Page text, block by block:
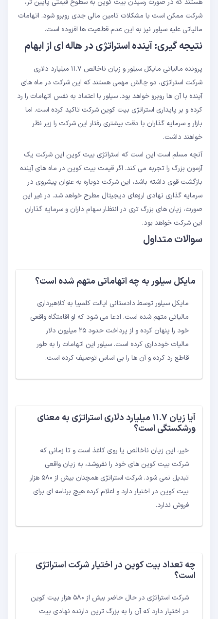
شرکت ممکن است با مشکلات تامین مالی جدی روبرو شود. اتهامات
مالیاتی علیه سیلور نیز به این عدم قطعیت ها افزوده است.
نتیجه گیری: آینده استراتژی در هاله ای از ابهام
پرونده مالیاتی مایکل سیلور و زیان ناخالص ۱۱.۷ میلیارد دلاری
شرکت استراتژی، دو چالش مهمی هستند که این شرکت در ماه های
آینده با آن ها روبرو خواهد بود. سیلور با اعتماد به نفس اتهامات را رد
کرده و بر پایداری استراتژی بیت کوین شرکت تاکید کرده است. اما
بازار و سرمایه گذاران با دقت بیشتری رفتار این شرکت را زیر نظر
خواهند داشت.
آنچه مسلم است این است که استراتژی بیت کوین این شرکت یک
آزمون بزرگ را تجربه می کند. اگر قیمت بیت کوین در ماه های آینده
بازگشت قوی داشته باشد، این شرکت دوباره به عنوان پیشروی در
سرمایه گذاری نهادی ارزهای دیجیتال مطرح خواهد شد. در غیر این
صورت، زیان های بزرگ تری در انتظار سهام داران و سرمایه گذاران
این شرکت خواهد بود.
سوالات متداول
مایکل سیلور به چه اتهاماتی متهم شده است؟
مایکل سیلور توسط دادستانی ایالت کلمبیا به کلاهبرداری
مالیاتی متهم شده است. ادعا می شود که او اقامتگاه واقعی
خود را پنهان کرده و از پرداخت حدود ۲۵ میلیون دلار
مالیات خودداری کرده است. سیلور این اتهامات را به طور
قاطع رد کرده و آن ها را بی اساس توصیف کرده است.
آیا زیان ۱۱.۷ میلیارد دلاری استراتژی به معنای
ورشکستگی است؟
خیر، این زیان ناخالص یا روی کاغذ است و تا زمانی که
شرکت بیت کوین های خود را نفروشد، به زیان واقعی
تبدیل نمی شود. شرکت استراتژی همچنان بیش از ۵۸۰ هزار
بیت کوین در اختیار دارد و اعلام کرده هیچ برنامه ای برای
فروش ندارد.
چه تعداد بیت کوین در اختیار شرکت استراتژی
است؟
شرکت استراتژی در حال حاضر بیش از ۵۸۰ هزار بیت کوین
در اختیار دارد که آن را به بزرگ ترین دارنده نهادی بیت